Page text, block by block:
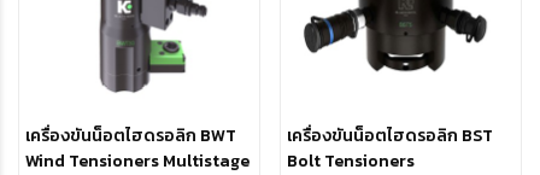
เครื่องขันน็อตไฮดรอลิก BWT
Wind Tensioners Multistage
เครื่องขันน็อตไฮดรอลิก BST
Bolt Tensioners